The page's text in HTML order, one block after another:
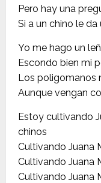
Pero hay una
Si a un chino le
Yo me hago un
Escondo bien mi
Los poligomanos
Aunque vengan
Estoy cultivando
chinos
Cultivando Juana
Cultivando Juana
Cultivando Juana